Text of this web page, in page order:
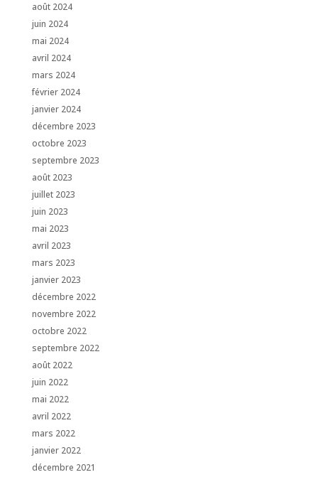
août 2024
juin 2024
mai 2024
avril 2024
mars 2024
février 2024
janvier 2024
décembre 2023
octobre 2023
septembre 2023
août 2023
juillet 2023
juin 2023
mai 2023
avril 2023
mars 2023
janvier 2023
décembre 2022
novembre 2022
octobre 2022
septembre 2022
août 2022
juin 2022
mai 2022
avril 2022
mars 2022
janvier 2022
décembre 2021